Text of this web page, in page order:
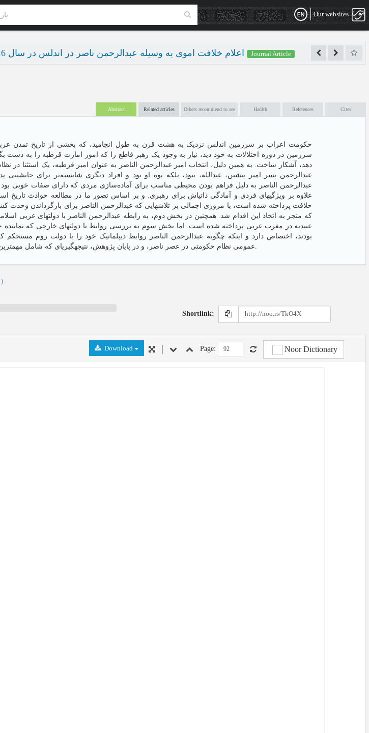
Our websites
اعلام خلافت اموی به وسیله عبدالرحمن ناصر در اندلس در سال 316 هجری/929 میلادی و تاثیر آن بر روابط خارجی Journal Article
Abstract Related articles Others recommend to see Hadith References Cites
حکومت اعراب بر سرزمین اندلس نزدیک به هشت قرن به طول انجامید، که بخشی از تاریخ تمدن
سرزمین در دوره اختلالات به خود دید، نیاز به وجود یک رهبر قاطع را که امور امارت قرطبه را به دست
دهد، آشکار ساخت. به همین دلیل، انتخاب امیر عبدالرحمن الناصر به عنوان امیر قرطبه، یک استثنا در
عبدالرحمن پسر امیر پیشین، عبدالله، نبود، بلکه نوه او بود و افراد دیگری شایسته‌تر برای جانشینی
عبدالرحمن الناصر به دلیل فراهم بودن محیطی مناسب برای آماده‌سازی مردی که دارای صفات خوبی
علاوه بر ویژگیهای فردی و آمادگی ذاتیاش برای رهبری. و بر اساس تصور ما در مطالعه حوادث تاریخ
خلافت پرداخته شده است، با مروری اجمالی بر تلاشهایی که عبدالرحمن الناصر برای بازگرداندن وحدت
که منجر به اتخاذ این اقدام شد. همچنین در بخش دوم، به رابطه عبدالرحمن الناصر با دولتهای عربی
عبیدیه در مغرب عربی پرداخته شده است. اما بخش سوم به بررسی روابط با دولتهای خارجی که
بودند، اختصاص دارد و اینکه چگونه عبدالرحمن الناصر روابط دیپلماتیک خود را با دولت روم
عمومی نظام حکومتی در عصر ناصر، و در پایان پژوهش، نتیجهگیریای که شامل مهمترین یافته‌هایی بود که پژوهش به آنها دست یافت.
)
Shortlink:
Page: Noor Dictionary
Download